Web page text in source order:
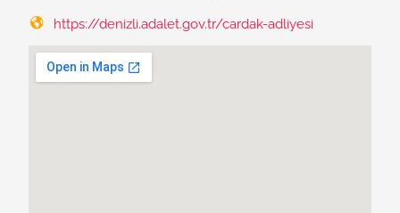
https://denizli.adalet.gov.tr/cardak-adliyesi